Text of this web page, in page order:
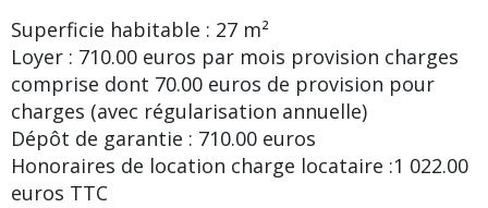
Superficie habitable : 27 m²
Loyer : 710.00 euros par mois provision charges
comprise dont 70.00 euros de provision pour
charges (avec régularisation annuelle)
Dépôt de garantie : 710.00 euros
Honoraires de location charge locataire :1 022.00
euros TTC